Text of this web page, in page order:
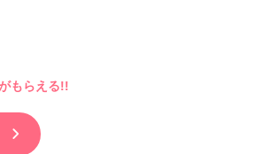
もらえる!!